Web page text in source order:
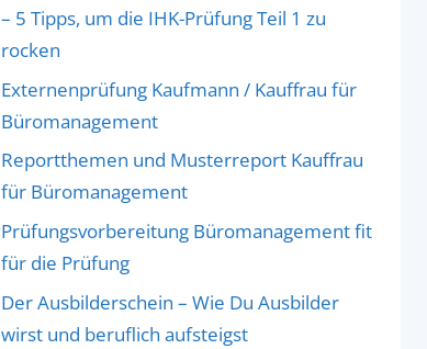
– 5 Tipps, um die IHK-Prüfung Teil 1 zu
rocken
Externenprüfung Kaufmann / Kauffrau für
Büromanagement
Reportthemen und Musterreport Kauffrau
für Büromanagement
Prüfungsvorbereitung Büromanagement fit
für die Prüfung
Der Ausbilderschein – Wie Du Ausbilder
wirst und beruflich aufsteigst